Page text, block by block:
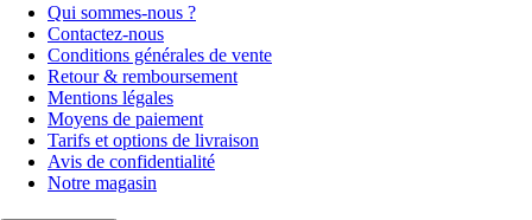
Qui sommes-nous ?
Contactez-nous
Conditions générales de vente
Retour & remboursement
Mentions légales
Moyens de paiement
Tarifs et options de livraison
Avis de confidentialité
Notre magasin